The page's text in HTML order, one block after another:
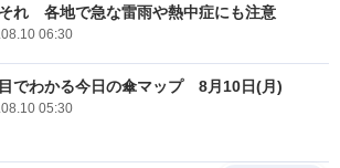
れ 各地で急な雷雨や熱中症にも注意
06:30
でわかる今日の傘マップ 8月10日(月)
05:30